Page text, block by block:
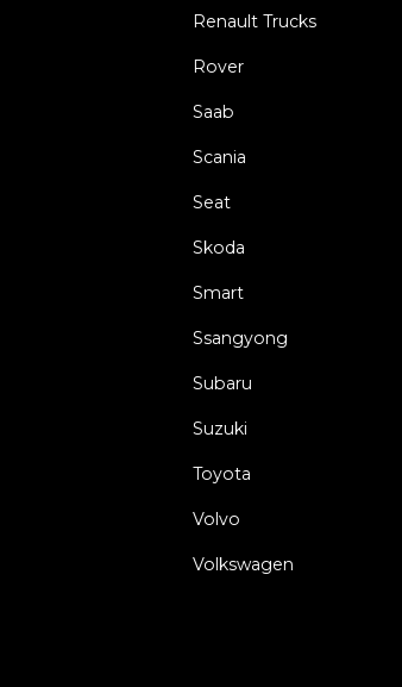
Renault Trucks
Rover
Saab
Scania
Seat
Skoda
Smart
Ssangyong
Subaru
Suzuki
Toyota
Volvo
Volkswagen